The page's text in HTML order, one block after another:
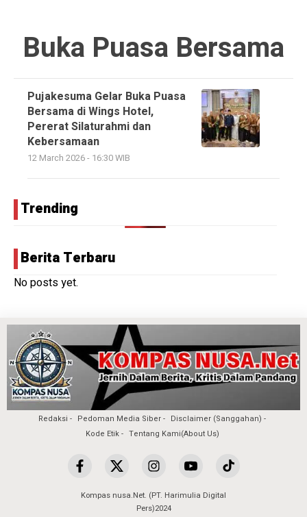
Buka Puasa Bersama
Pujakesuma Gelar Buka Puasa
Bersama di Wings Hotel,
Pererat Silaturahmi dan
Kebersamaan
12 March 2026 - 16:30 WIB
Trending
Berita Terbaru
No posts yet.
Redaksi Pedoman Media Siber
Disclaimer (Sanggahan)
Kode Etik
Tentang Kami(About Us)
Kompas nusa.Net. (PT. Harimulia Digital
Pers)2024